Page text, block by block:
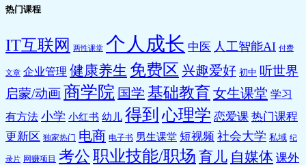
热门课程
IT互联网 两性课堂 个人成长 中医 人工智能AI 付费
文章 企业管理 健康养生 免费区 兴趣爱好 初中 听世界
启蒙/动画商学院 国学 基础教育 女生课堂 学习
有方法 小学 小红书 幼儿 得到 心理学 恋爱课 热门课程
更新区 独家热门 电商 电子书 男生课堂 短视频 社会大学 私域 纪
录片 网赚项目 考公 职业技能/职场 育儿 自媒体 课外